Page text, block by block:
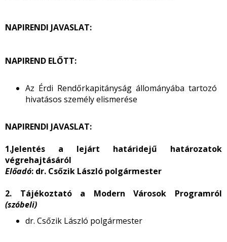
NAPIRENDI JAVASLAT:
NAPIREND ELŐTT:
Az Érdi Rendőrkapitányság állományába tartozó
hivatásos személy elismerése
NAPIRENDI JAVASLAT:
1.Jelentés a lejárt határidejű határozatok
végrehajtásáról
Előadó: dr. Csőzik László polgármester
2. Tájékoztató a Modern Városok Programról
(szóbeli)
dr. Csőzik László polgármester